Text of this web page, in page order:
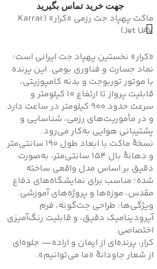
جهت خرید تماس بگیرید
ماکت پهپاد جت رزمی «کرار» (Karrar
Jet UAV)
«کرار» نخستین پهپاد جت ایرانی است؛
نماد جسارت و فناوری بومی. این پرنده
با موتور توربوجت و بدنه کامپوزیتی،
قابلیت پرواز تا ارتفاع ۱۰ کیلومتر و
سرعت حدود ۹۰۰ کیلومتر در ساعت دارد
و در مأموریت‌های رزمی، شناسایی و
پشتیبانی هوایی به‌کار می‌رود.
نسخهٔ ماکت با ابعاد طول 190 سانتی‌متر
و دهانهٔ بال 154 سانتی‌متر، به‌صورت
دقیق بر اساس مدل واقعی ساخته
شده؛ مناسب برای نمایشگاه‌های دفاع
مقدس، موزه‌ها و پروژه‌های آموزشی.
ویژگی‌ها: طراحی جت‌گونه، فرم
آیرودینامیک دقیق، و قابلیت رنگ‌آمیزی
اختصاصی.
کرار، پرنده‌ای از ایمان و اراده— جلوه‌ای
از شعار جاودانۀ «ما می‌توانیم».